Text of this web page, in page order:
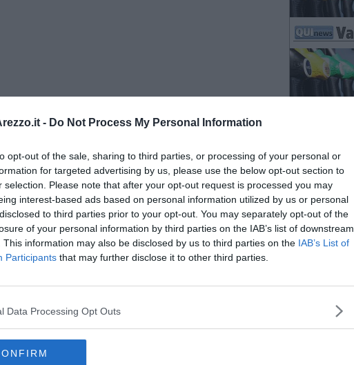
- Do Not Process My Personal Information
opt-out of the sale, sharing to third parties, or processing of your personal or
for targeted advertising by us, please use the below opt-out section to
selection. Please note that after your opt-out request is processed you may
interest-based ads based on personal information utilized by us or personal
to third parties prior to your opt-out. You may separately opt-out of the
of your personal information by third parties on the IAB’s list of downstream
This information may also be disclosed by us to third parties on the IAB’s List of
Participants that may further disclose it to other third parties.
Data Processing Opt Outs